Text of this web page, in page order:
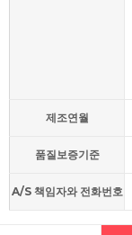
제조연월
품질보증기준
A/S 책임자와 전화번호